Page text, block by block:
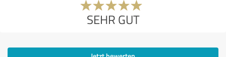
SEHR GUT